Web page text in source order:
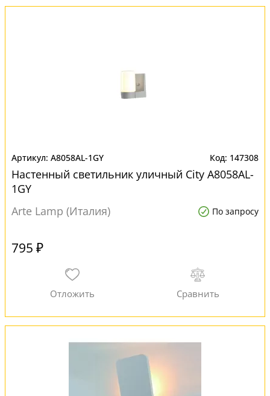
A8058AL-1GY 147308
Настенный светильник уличный City A8058AL-
1GY
Arte Lamp (Италия)
По запросу
795 ₽